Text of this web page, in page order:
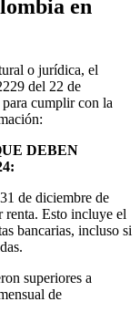
en
o jurídica, el
del 22 de
cumplir con la
DEBEN
de diciembre de
renta. Esto incluye el
bancarias, incluso si
superiores a
de